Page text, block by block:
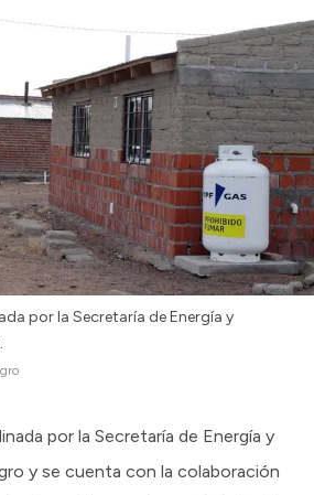
proveedores
por la Secretaría de Energía y
por la Secretaría de Energía y
y se cuenta con la colaboración